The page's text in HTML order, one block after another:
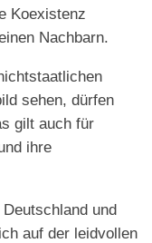
Koexistenz
Nachbarn.
sehen, dürfen
gilt auch für
ihre
und
auf der leidvollen